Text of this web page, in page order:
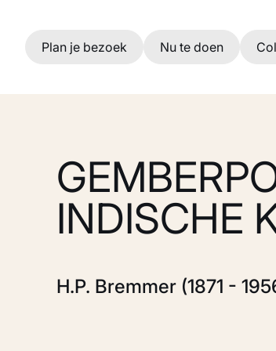
Ga naar hoofdinhoud
Plan je bezoek Nu te doen
INDISCHE
H.P. Bremmer (1871 -